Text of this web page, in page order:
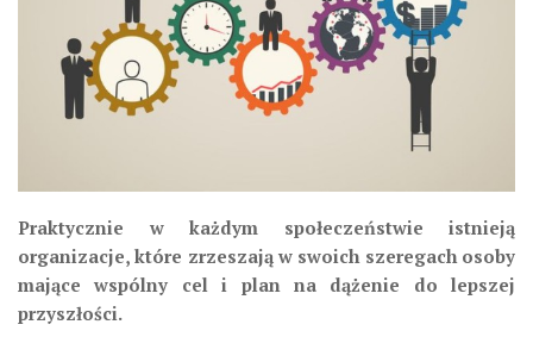
Praktycznie w każdym społeczeństwie istnieją
organizacje, które zrzeszają w swoich szeregach osoby
mające wspólny cel i plan na dążenie do lepszej
przyszłości.